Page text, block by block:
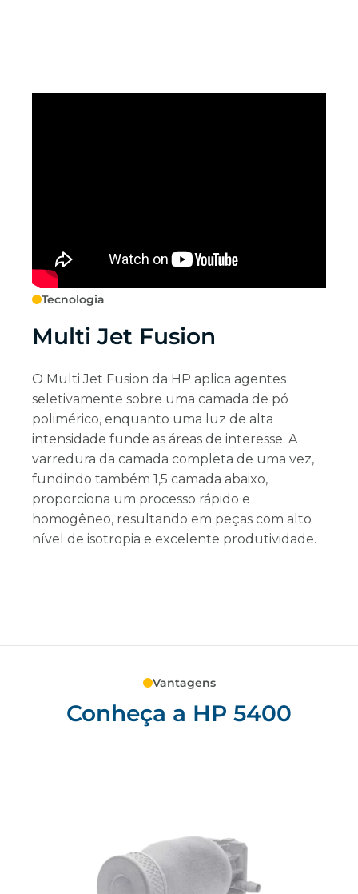
Tecnologia
Multi Jet Fusion
O Multi Jet Fusion da HP aplica agentes
seletivamente sobre uma camada de pó
polimérico, enquanto uma luz de alta
intensidade funde as áreas de interesse. A
varredura da camada completa de uma vez,
fundindo também 1,5 camada abaixo,
proporciona um processo rápido e
homogêneo, resultando em peças com alto
nível de isotropia e excelente produtividade.
Vantagens
Conheça a HP 5400